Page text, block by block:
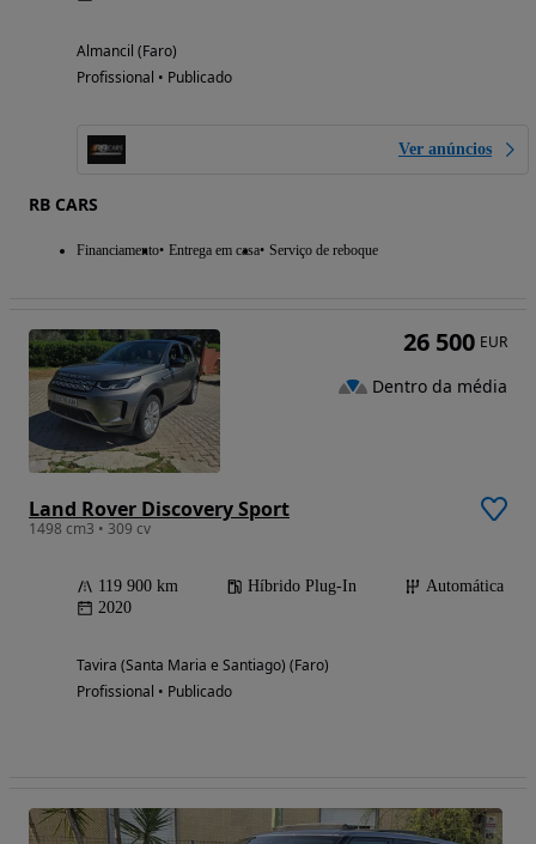
Almancil (Faro)
Profissional • Publicado
Ver anúncios
RB CARS
Financiamento Entrega em casa Serviço de reboque
Land Rover Discovery Sport
1498 cm3 • 309 cv
119 900 km Híbrido Plug-In
Automática
2020
Tavira (Santa Maria e Santiago) (Faro)
Profissional • Publicado
26 500 EUR
Dentro da média